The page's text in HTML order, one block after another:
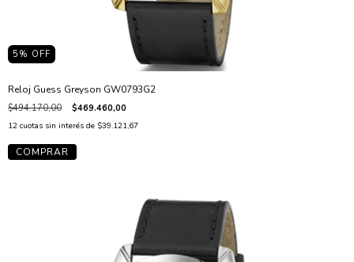
5 % OFF
Reloj Guess Greyson GW0793G2
$494.170,00 $469.460,00
12 cuotas sin interés de $39.121,67